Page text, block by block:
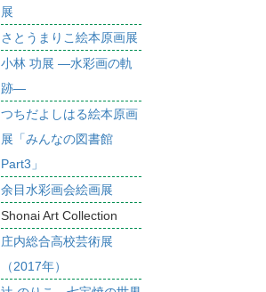
展
さとうまりこ絵本原画展
小林 功展 ―水彩画の軌
跡―
つちだよしはる絵本原画
展「みんなの図書館
Part3」
余目水彩画会絵画展
Shonai Art Collection
庄内総合高校芸術展
（2017年）